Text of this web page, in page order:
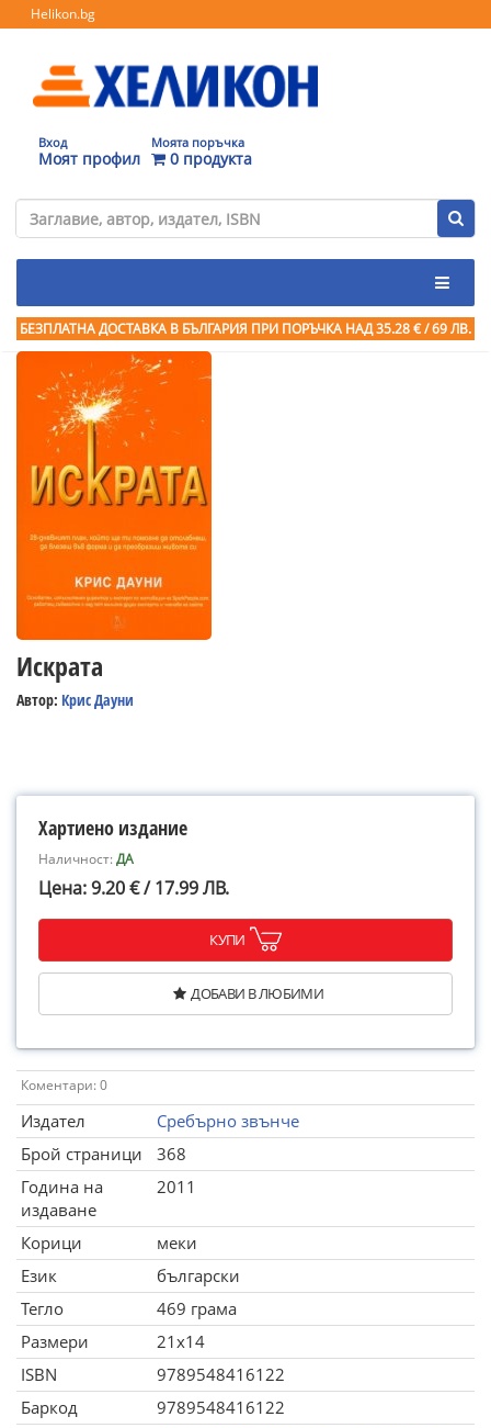
Helikon.bg
Вход
Моят профил
Моята поръчка
0 продукта
БЕЗПЛАТНА ДОСТАВКА В БЪЛГАРИЯ ПРИ ПОРЪЧКА НАД 35.28 € / 69 ЛВ.
Искрата
Автор: Крис Дауни
Хартиено издание
Наличност:ДА
Цена: 9.20 € / 17.99 ЛВ.
КУПИ
ДОБАВИ В ЛЮБИМИ
Коментари: 0
Издател
Сребърно звънче
Брой страници
368
Година на
издаване
2011
Корици
меки
Език
български
Тегло
469 грама
Размери
21x14
ISBN
9789548416122
Баркод
9789548416122